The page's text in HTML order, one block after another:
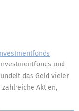
und
das Geld vieler
Aktien,